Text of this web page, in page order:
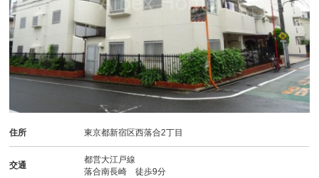
住所 東京都新宿区西落合2丁目
交通
都営大江戸線
落合南長崎 徒歩9分